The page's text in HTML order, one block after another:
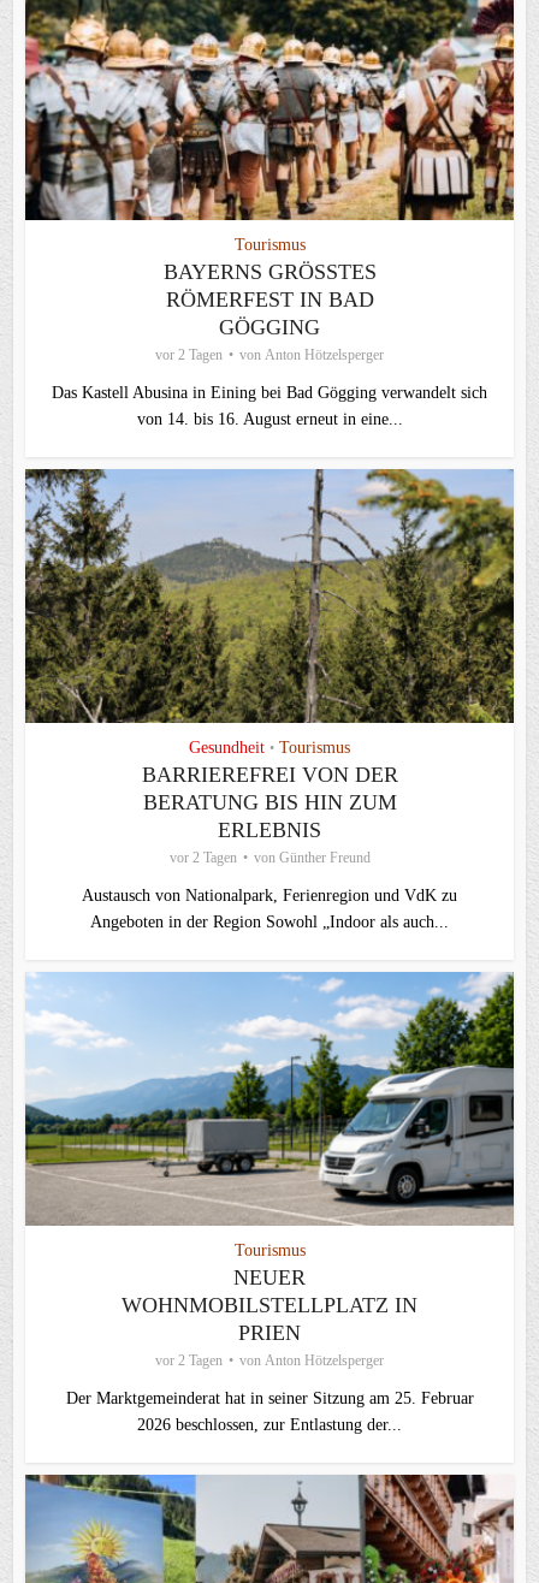
Tourismus
BAYERNS GRÖSSTES R
ÖMERFEST IN BAD G
ÖGGING
vor 2 Tagen von Anton Hötzelsperger
Das Kastell Abusina in Eining bei Bad Gögging verwandelt sich
von 14. bis 16. August erneut in eine...
Gesundheit • Tourismus
BARRIEREFREI VON DER
BERATUNG BIS HIN ZUM
ERLEBNIS
vor 2 Tagen von Günther Freund
Austausch von Nationalpark, Ferienregion und VdK zu
Angeboten in der Region Sowohl „Indoor als auch...
Tourismus
NEUER
WOHNMOBILSTELLPLATZ IN
PRIEN
vor 2 Tagen von Anton Hötzelsperger
Der Marktgemeinderat hat in seiner Sitzung am 25. Februar
2026 beschlossen, zur Entlastung der...